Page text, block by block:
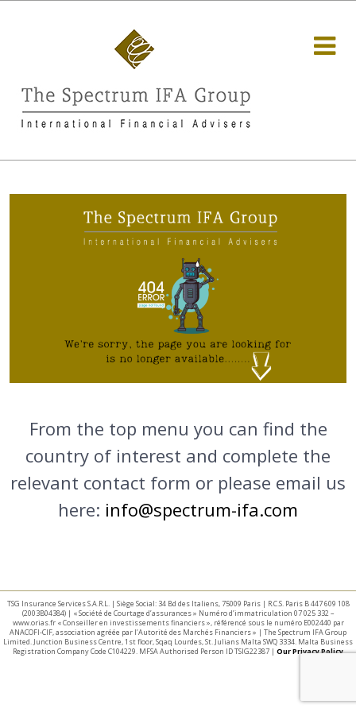
From the top menu you can find the
country of interest and complete the
relevant contact form or please email us
here: info@spectrum-ifa.com
TSG Insurance Services S.A.R.L. | Siège Social: 34 Bd des Italiens, 75009 Paris | R.C.S. Paris B 447 609 108
(2003B04384) | « Société de Courtage d’assurances » Numéro d’immatriculation 07 025 332 –
www.orias.fr « Conseiller en investissements financiers », référencé sous le numéro E002440 par
ANACOFI-CIF, association agréée par l’Autorité des Marchés Financiers » | The Spectrum IFA Group
Limited. Junction Business Centre, 1st floor, Sqaq Lourdes, St. Julians Malta SWQ 3334. Malta Business
Registration Company Code C104229. MFSA Authorised Person ID TSIG22387 | Our Privacy Policy